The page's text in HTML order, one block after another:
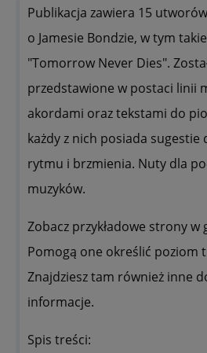
Publikacja zawiera 15
o Jamesie Bondzie, w tym
"Tomorrow Never Dies".
przedstawione w postaci linii
akordami oraz tekstami do
każdy z nich posiada sugestie
rytmu i brzmienia. Nuty dla
muzyków.
Zobacz przykładowe strony
Pomogą one określić poziom
Znajdziesz tam również inne
informacje.
Spis treści: